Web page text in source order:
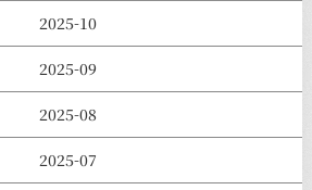
2025-10
2025-09
2025-08
2025-07